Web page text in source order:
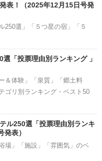
表！（2025年12月15日号発
250選」「５つ星の宿」「５
「投票理由別ランキング 」
＆体験」「泉質」「郷土料
ゴリ別ランキング・ベスト50
ル250選「投票理由別ランキ
表）
場」「施設」「雰囲気」のベ